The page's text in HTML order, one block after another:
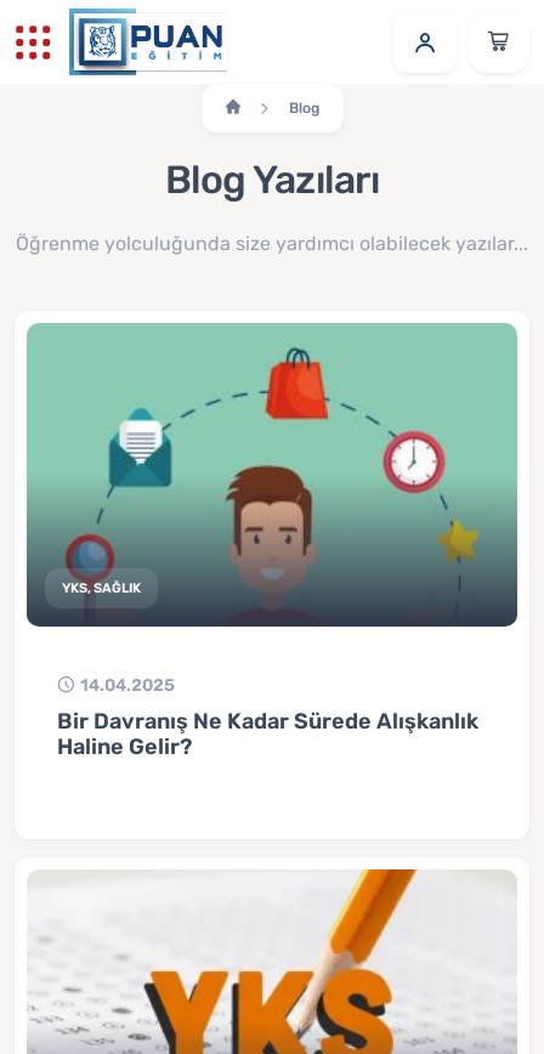
Blog
Blog Yazıları
Öğrenme yolculuğunda size yardımcı olabilecek yazılar...
YKS, SAĞLIK
14.04.2025
Bir Davranış Ne Kadar Sürede Alışkanlık
Haline Gelir?